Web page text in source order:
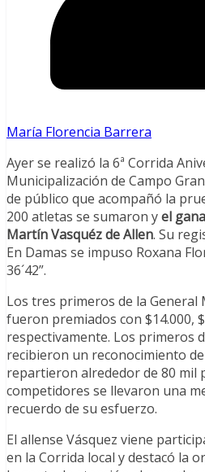
María Florencia Barrera
Ayer se realizó la 6ª Corrida
Municipalización de Campo
de público que acompañó la
200 atletas se sumaron yel
Martín Vasquéz de Allen. Su
En Damas se impuso Roxana
36´42”.
Los tres primeros de la General
fueron premiados con $14.000,
respectivamente. Los primeros
recibieron un reconocimiento de
repartieron alrededor de 80 mil
competidores se llevaron una
recuerdo de su esfuerzo.
El allense Vásquez viene
en la Corrida local y destacó la